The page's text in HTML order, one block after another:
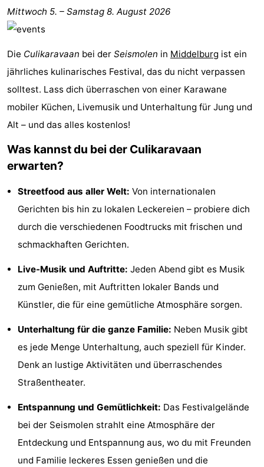
-
Buitenhof
Domburg
Westhove
Hotels
(mit
Frühstück)
Lastminutes
Strand
Sehen
tun
Museen
Denkmäler
Mühlen
Leuchtturme
-
Aussichtspunkte
Attraktionen
Spielplätze
-
Spielplätze
Bowling
Mittwoch 5. – Samstag 8. August 2026
Die Culikaravaan bei der Seismolen in Middelburg ist ein
jährliches kulinarisches Festival, das du nicht verpassen
solltest. Lass dich überraschen von einer Karawane
mobiler Küchen, Livemusik und Unterhaltung für Jung und
Alt – und das alles kostenlos!
Was kannst du bei der Culikaravaan
erwarten?
Streetfood aus aller Welt: Von internationalen
Gerichten bis hin zu lokalen Leckereien – probiere dich
durch die verschiedenen Foodtrucks mit frischen und
schmackhaften Gerichten.
Live-Musik und Auftritte: Jeden Abend gibt es Musik
zum Genießen, mit Auftritten lokaler Bands und
Künstler, die für eine gemütliche Atmosphäre sorgen.
Unterhaltung für die ganze Familie: Neben Musik gibt
es jede Menge Unterhaltung, auch speziell für Kinder.
Denk an lustige Aktivitäten und überraschendes
Straßentheater.
Entspannung und Gemütlichkeit: Das Festivalgelände
bei der Seismolen strahlt eine Atmosphäre der
Entdeckung und Entspannung aus, wo du mit Freunden
und Familie leckeres Essen genießen und die